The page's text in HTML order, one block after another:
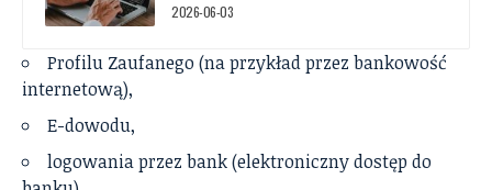
2026-06-03
Profilu Zaufanego (na przykład przez bankowość
internetową),
E-dowodu,
logowania przez bank (elektroniczny dostęp do